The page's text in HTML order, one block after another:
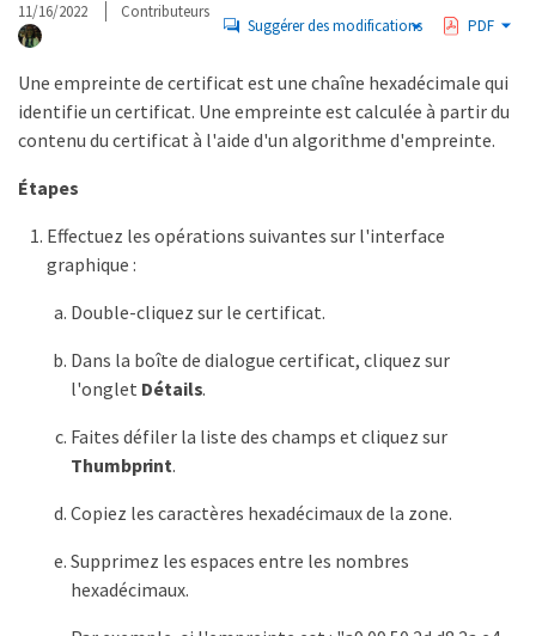
11/16/2022 Contributeurs
Suggérer des modifications PDF
Une empreinte de certificat est une chaîne hexadécimale qui
identifie un certificat. Une empreinte est calculée à partir du
contenu du certificat à l'aide d'un algorithme d'empreinte.
Étapes
Effectuez les opérations suivantes sur l'interface
graphique :
Double-cliquez sur le certificat.
Dans la boîte de dialogue certificat, cliquez sur
l'onglet Détails.
Faites défiler la liste des champs et cliquez sur
Thumbprint.
Copiez les caractères hexadécimaux de la zone.
Supprimez les espaces entre les nombres
hexadécimaux.